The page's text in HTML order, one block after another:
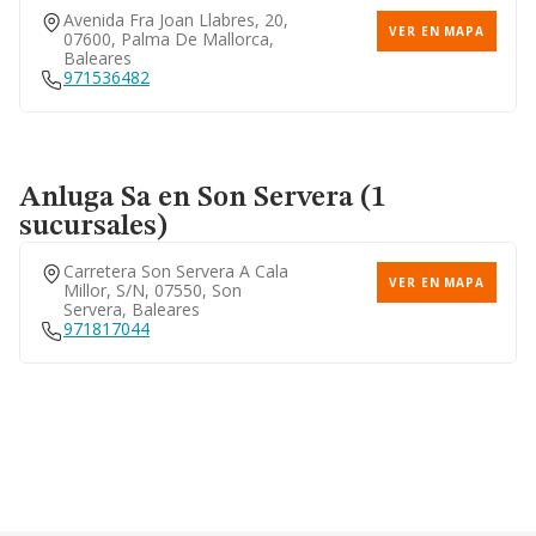
Avenida Fra Joan Llabres, 20,
07600, Palma De Mallorca,
Baleares
VER EN MAPA
971536482
Anluga Saen Son Servera (1
sucursales)
Carretera Son Servera A Cala
Millor, S/n, 07550, Son
Servera, Baleares
VER EN MAPA
971817044